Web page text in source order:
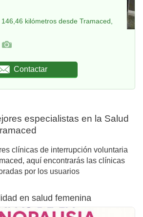
kilómetros desde Tramaced,
Contactar
especialistas en la Salud
clínicas de interrupción voluntaria
aquí encontrarás las clínicas
por los usuarios
en salud femenina